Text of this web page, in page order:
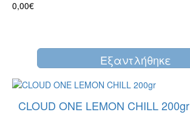
0,00€
Eξαντλήθηκε
CLOUD ONE LEMON CHILL 200gr